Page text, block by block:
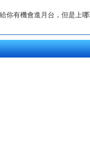
你有機會進月台，但是上